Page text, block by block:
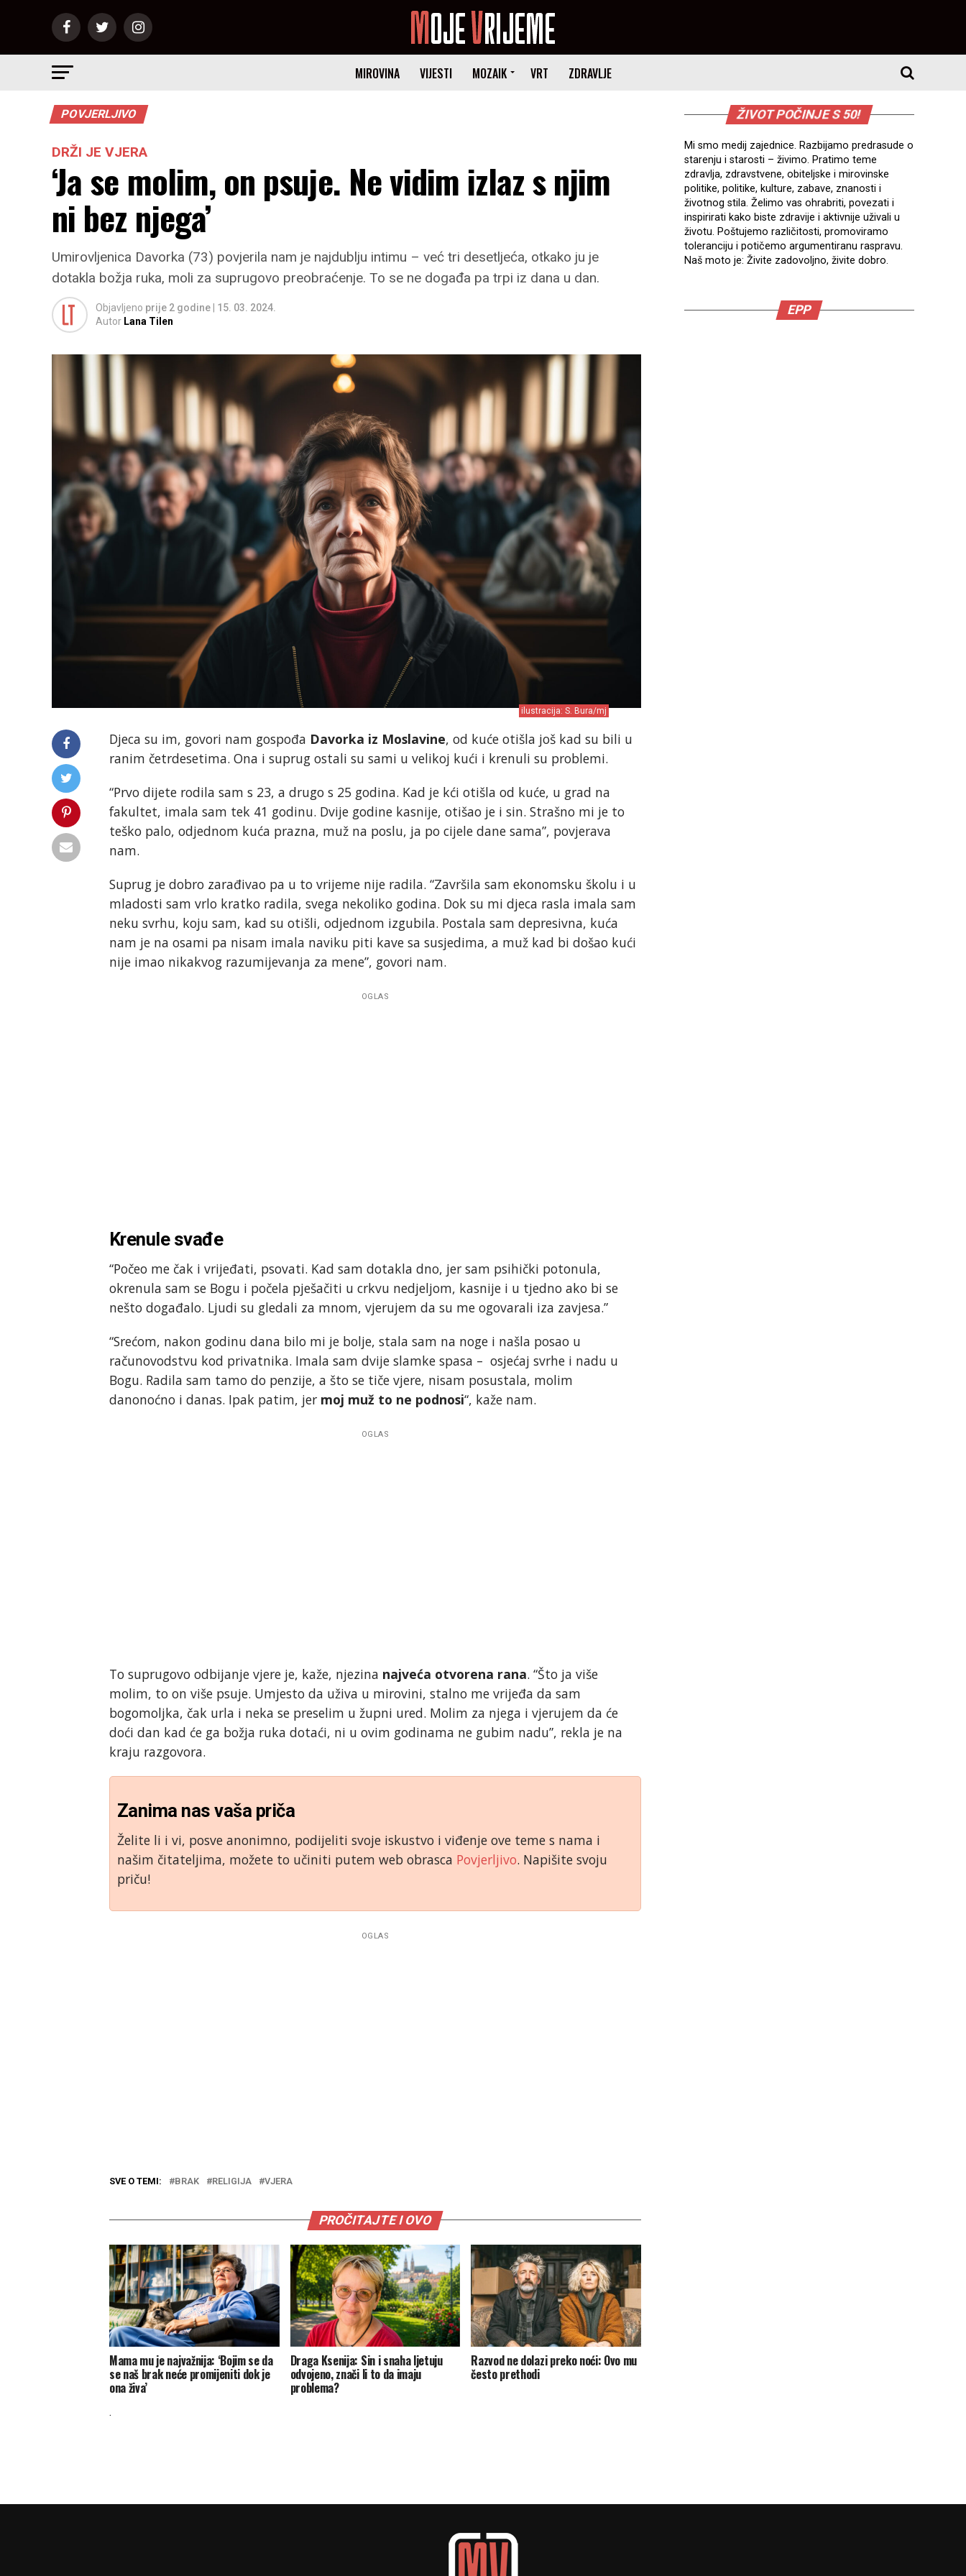
MIROVINA VIJESTI MOZAIK VRT ZDRAVLJE
POVJERLJIVO
DRŽI JE VJERA
‘Ja se molim, on psuje. Ne vidim izlaz s njim
ni bez njega’
Umirovljenica Davorka (73) povjerila nam je najdublju intimu – već tri desetljeća, otkako ju je
dotakla božja ruka, moli za suprugovo preobraćenje. To se ne događa pa trpi iz dana u dan.
Objavljeno prije 2 godine
15. 03. 2024.
Autor Lana Tilen
ilustracija: S. Bura/mj
Djeca su im, govori nam gospođa Davorka iz Moslavine, od kuće otišla još kad su bili u
ranim četrdesetima. Ona i suprug ostali su sami u velikoj kući i krenuli su problemi.
“Prvo dijete rodila sam s 23, a drugo s 25 godina. Kad je kći otišla od kuće, u grad na
fakultet, imala sam tek 41 godinu. Dvije godine kasnije, otišao je i sin. Strašno mi je to
teško palo, odjednom kuća prazna, muž na poslu, ja po cijele dane sama”, povjerava
nam.
Suprug je dobro zarađivao pa u to vrijeme nije radila. “Završila sam ekonomsku školu i u
mladosti sam vrlo kratko radila, svega nekoliko godina. Dok su mi djeca rasla imala sam
neku svrhu, koju sam, kad su otišli, odjednom izgubila. Postala sam depresivna, kuća
nam je na osami pa nisam imala naviku piti kave sa susjedima, a muž kad bi došao kući
nije imao nikakvog razumijevanja za mene”, govori nam.
OGLAS
Krenule svađe
“Počeo me čak i vrijeđati, psovati. Kad sam dotakla dno, jer sam psihički potonula,
okrenula sam se Bogu i počela pješačiti u crkvu nedjeljom, kasnije i u tjedno ako bi se
nešto događalo. Ljudi su gledali za mnom, vjerujem da su me ogovarali iza zavjesa.”
“Srećom, nakon godinu dana bilo mi je bolje, stala sam na noge i našla posao u
računovodstvu kod privatnika. Imala sam dvije slamke spasa – osjećaj svrhe i nadu u
Bogu. Radila sam tamo do penzije, a što se tiče vjere, nisam posustala, molim
danonoćno i danas. Ipak patim, jer moj muž to ne podnosi“, kaže nam.
OGLAS
To suprugovo odbijanje vjere je, kaže, njezina najveća otvorena rana. “Što ja više
molim, to on više psuje. Umjesto da uživa u mirovini, stalno me vrijeđa da sam
bogomoljka, čak urla i neka se preselim u župni ured. Molim za njega i vjerujem da će
doći dan kad će ga božja ruka dotaći, ni u ovim godinama ne gubim nadu”, rekla je na
kraju razgovora.
Zanima nas vaša priča
Želite li i vi, posve anonimno, podijeliti svoje iskustvo i viđenje ove teme s nama i
našim čitateljima, možete to učiniti putem web obrasca Povjerljivo. Napišite svoju
priču!
OGLAS
SVE O TEMI: BRAK RELIGIJA VJERA
PROČITAJTE I OVO
Mama mu je najvažnija: ‘Bojim se da
se naš brak neće promijeniti dok je
ona živa’
Draga Ksenija: Sin i snaha ljetuju
odvojeno, znači li to da imaju
problema?
Razvod ne dolazi preko noći: Ovo mu
često prethodi
.
ŽIVOT POČINJE S 50!
Mi smo medij zajednice. Razbijamo predrasude o
starenju i starosti – živimo. Pratimo teme
zdravlja, zdravstvene, obiteljske i mirovinske
politike, politike, kulture, zabave, znanosti i
životnog stila. Želimo vas ohrabriti, povezati i
inspirirati kako biste zdravije i aktivnije uživali u
životu. Poštujemo različitosti, promoviramo
toleranciju i potičemo argumentiranu raspravu.
Naš moto je: Živite zadovoljno, živite dobro.
EPP